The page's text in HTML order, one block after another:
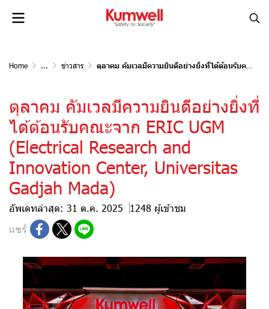
Home ... ข่าวสาร ตุลาคม คัมเวลมีความยินดีอย่างยิ่งที่ได้ต้อนรับคณะจาก ERIC UGM (Electrical Research and Innovation Center, Universitas Gadjah Mada)
ตุลาคม คัมเวลมีความยินดีอย่างยิ่งที่
ได้ต้อนรับคณะจาก ERIC UGM
(Electrical Research and
Innovation Center, Universitas
Gadjah Mada)
อัพเดทล่าสุด: 31 ต.ค. 2025 1248 ผู้เข้าชม
แชร์